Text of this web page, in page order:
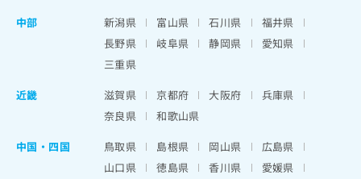
中部
新潟県 富山県 石川県
福井県
長野県
岐阜県 静岡県
愛知県
三重県
近畿
滋賀県 京都府 大阪府
兵庫県
奈良県
和歌山県
中国・四国
鳥取県 島根県 岡山県
広島県
山口県
徳島県 香川県
愛媛県